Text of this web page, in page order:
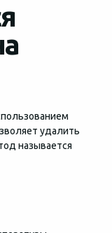
удалить
называется